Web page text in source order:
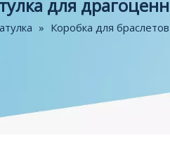
для
» Коробка для браслетов